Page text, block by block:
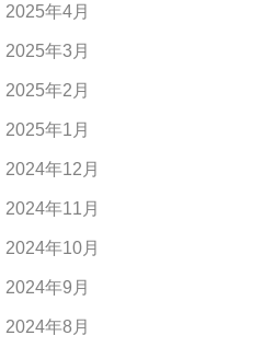
2025年4月
2025年3月
2025年2月
2025年1月
2024年12月
2024年11月
2024年10月
2024年9月
2024年8月